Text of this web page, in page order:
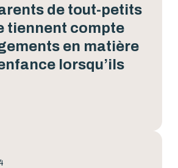
de tout-petits
tiennent compte
en matière
lorsqu’ils